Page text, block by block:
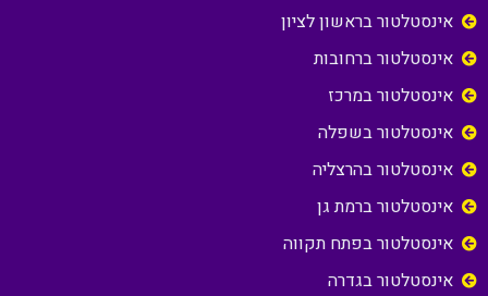
אינסטלטור בראשון לציון
אינסטלטור ברחובות
אינסטלטור במרכז
אינסטלטור בשפלה
אינסטלטור בהרצליה
אינסטלטור ברמת גן
אינסטלטור בפתח תקווה
אינסטלטור בגדרה